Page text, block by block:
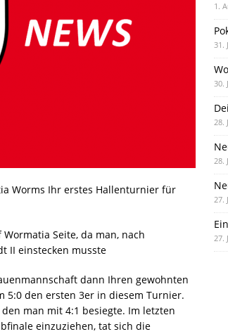
Worms Ihr erstes Hallenturnier für
Seite, da man, nach
II einstecken musste
dann Ihren gewohnten
den ersten 3er in diesem Turnier.
man mit 4:1 besiegte. Im letzten
einzuziehen, tat sich die
1.
31.
30.
28.
28.
27.
27.